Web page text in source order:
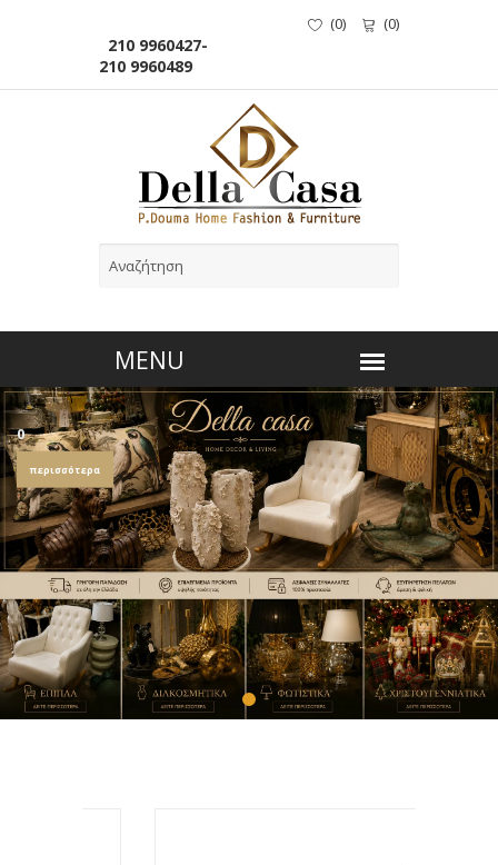
210 9960427-
210 9960489
(0) (0)
0
περισσότερα